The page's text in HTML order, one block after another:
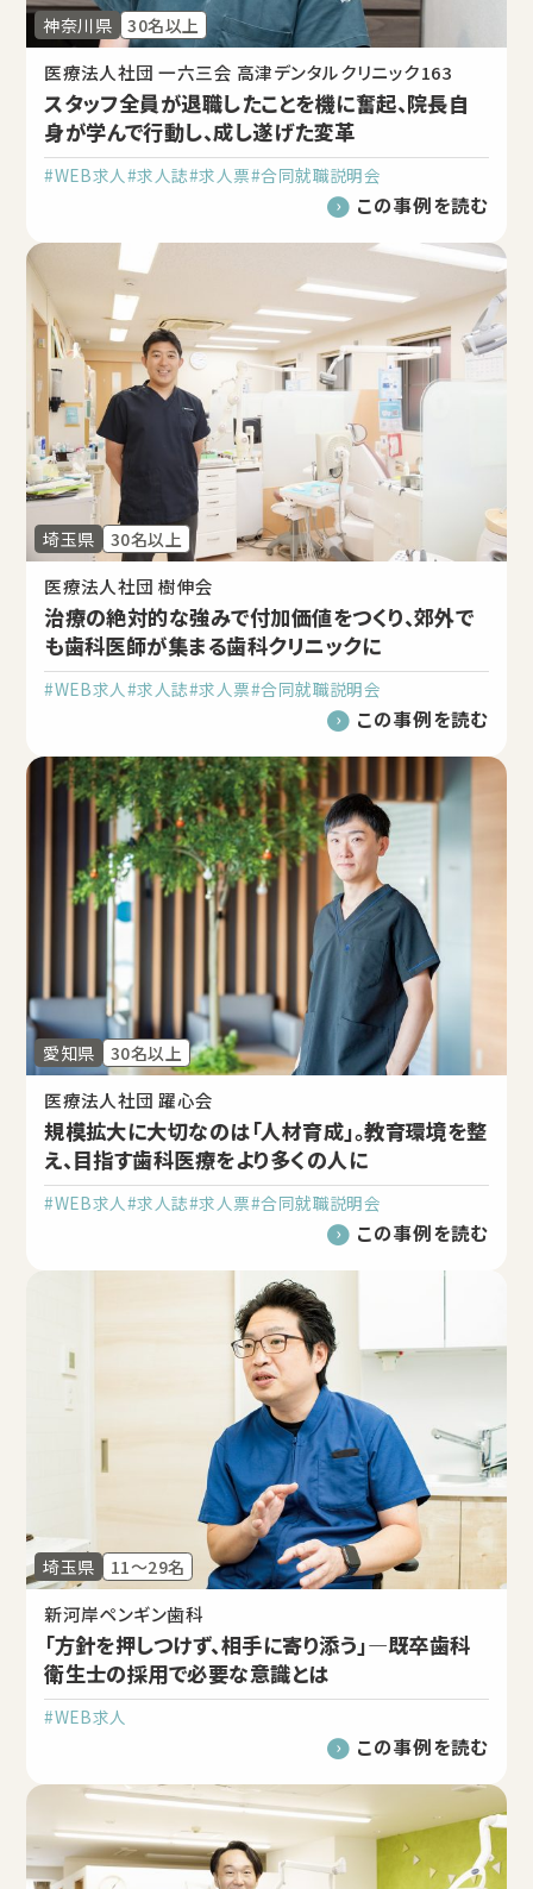
神奈川県 30名以上
医療法人社団 一六三会 高津デンタルクリニック163
スタッフ全員が退職したことを機に奮起、院長自
身が学んで行動し、成し遂げた変革
#WEB求人#求人誌#求人票#合同就職説明会
この事例を読む
埼玉県 30名以上
医療法人社団 樹伸会
治療の絶対的な強みで付加価値をつくり、郊外で
も歯科医師が集まる歯科クリニックに
#WEB求人#求人誌#求人票#合同就職説明会
この事例を読む
愛知県 30名以上
医療法人社団 躍心会
規模拡大に大切なのは「人材育成」。教育環境を整
え、目指す歯科医療をより多くの人に
#WEB求人#求人誌#求人票#合同就職説明会
この事例を読む
埼玉県 11～29名
新河岸ペンギン歯科
「方針を押しつけず、相手に寄り添う」―既卒歯科
衛生士の採用で必要な意識とは
#WEB求人
この事例を読む